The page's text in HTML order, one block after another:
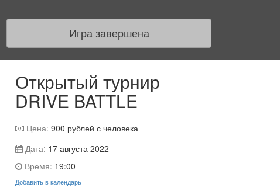
Игра завершена
Открытый турнир
DRIVE BATTLE
Цена: 900 рублей с человека
Дата: 17 августа 2022
Время: 19:00
Добавить в календарь